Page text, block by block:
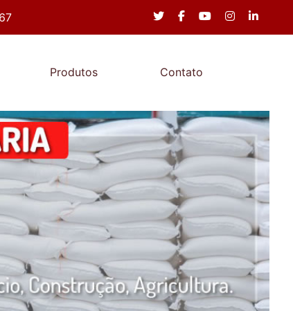
Produtos Contato